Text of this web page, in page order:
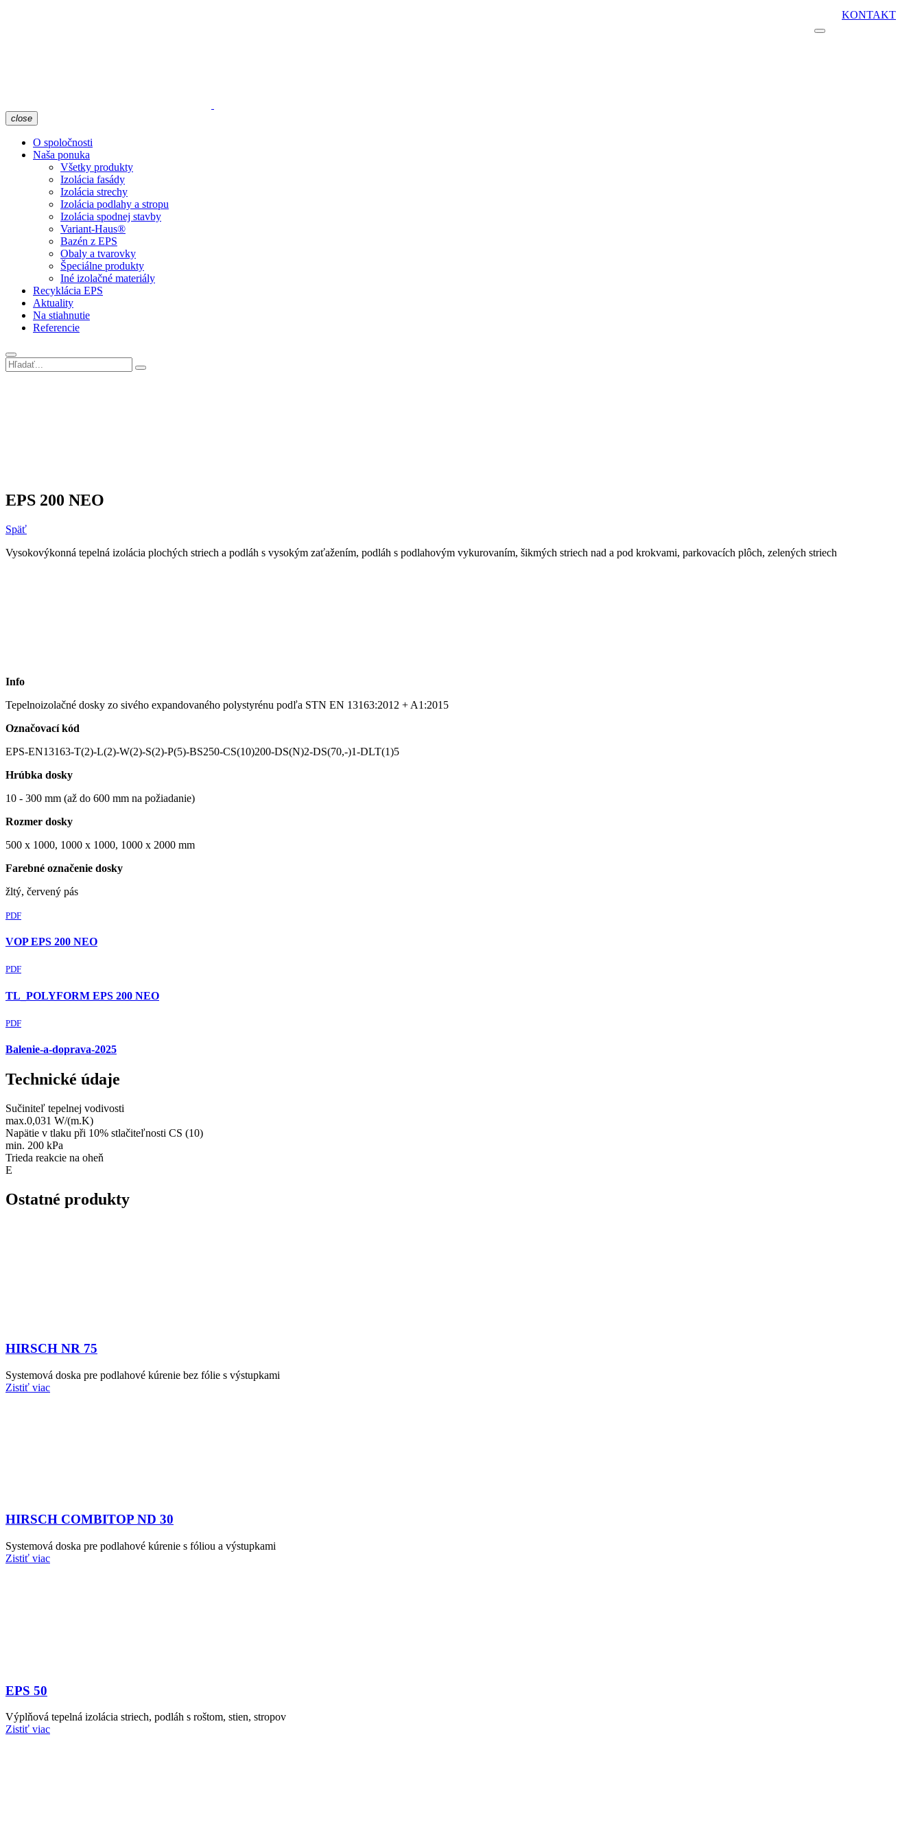
KONTAKT
close
O spoločnosti
Naša ponuka
Všetky produkty
Izolácia fasády
Izolácia strechy
Izolácia podlahy a stropu
Izolácia spodnej stavby
Variant-Haus®
Bazén z EPS
Obaly a tvarovky
Špeciálne produkty
Iné izolačné materiály
Recyklácia EPS
Aktuality
Na stiahnutie
Referencie
EPS 200 NEO
Späť
Vysokovýkonná tepelná izolácia plochých striech a podláh s vysokým zaťažením, podláh s podlahovým vykurovaním, šikmých striech nad a pod krokvami, parkovacích plôch, zelených striech
Info
Tepelnoizolačné dosky zo sivého expandovaného polystyrénu podľa STN EN 13163:2012 + A1:2015
Označovací kód
EPS-EN13163-T(2)-L(2)-W(2)-S(2)-P(5)-BS250-CS(10)200-DS(N)2-DS(70,-)1-DLT(1)5
Hrúbka dosky
10 - 300 mm (až do 600 mm na požiadanie)
Rozmer dosky
500 x 1000, 1000 x 1000, 1000 x 2000 mm
Farebné označenie dosky
žltý, červený pás
PDF
VOP EPS 200 NEO
PDF
TL_POLYFORM EPS 200 NEO
PDF
Balenie-a-doprava-2025
Technické údaje
Sučiniteľ tepelnej vodivosti
max.0,031 W/(m.K)
Napätie v tlaku při 10% stlačiteľnosti CS (10)
min. 200 kPa
Trieda reakcie na oheň
E
Ostatné produkty
HIRSCH NR 75
Systemová doska pre podlahové kúrenie bez fólie s výstupkami
Zistiť viac
HIRSCH COMBITOP ND 30
Systemová doska pre podlahové kúrenie s fóliou a výstupkami
Zistiť viac
EPS 50
Výplňová tepelná izolácia striech, podláh s roštom, stien, stropov
Zistiť viac